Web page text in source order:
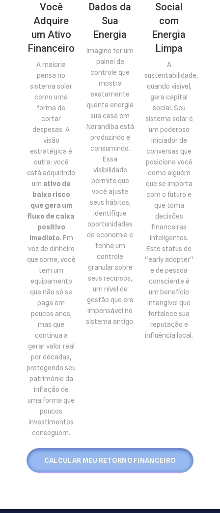
Você
Adquire
um Ativo
Financeiro
A maioria
pensa no
sistema solar
como uma
forma de
cortar
despesas. A
visão
estratégica é
outra: você
está adquirindo
um ativo de
baixo risco
que gera um
fluxo de caixa
positivo
imediato. Em
vez de dinheiro
que some, você
tem um
equipamento
que não só se
paga em
poucos anos,
mas que
continua a
gerar valor real
por décadas,
protegendo seu
patrimônio da
inflação de
uma forma que
poucos
investimentos
conseguem.
Dados da
Sua
Energia
Imagine ter um
painel de
controle que
mostra
exatamente
quanta energia
sua casa em
Narandiba está
produzindo e
consumindo.
Essa
visibilidade
permite que
você ajuste
seus hábitos,
identifique
oportunidades
de economia e
tenha um
controle
granular sobre
seus recursos,
um nível de
gestão que era
impensável no
sistema antigo.
Social
com
Energia
Limpa
A
sustentabilidade,
quando visível,
gera capital
social. Seu
sistema solar é
um poderoso
iniciador de
conversas que
posiciona você
como alguém
que se importa
com o futuro e
que toma
decisões
financeiras
inteligentes.
Este status de
"early adopter"
e de pessoa
consciente é
um benefício
intangível que
fortalece sua
reputação e
influência local.
CALCULAR MEU RETORNO FINANCEIRO